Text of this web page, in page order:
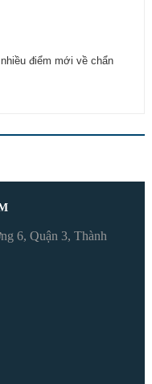
điểm mới về chẩn
6, Quận 3, Thành